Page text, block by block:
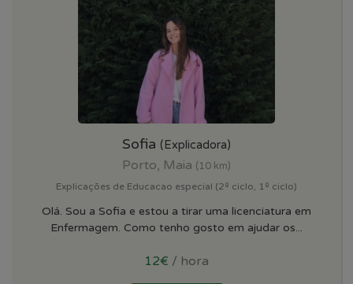
Sofia (Explicadora)
Porto, Maia (10 km)
Explicações de Educacao especial (2º ciclo, 1º ciclo)
Olá. Sou a Sofia e estou a tirar uma licenciatura em
Enfermagem. Como tenho gosto em ajudar os...
12€ / hora